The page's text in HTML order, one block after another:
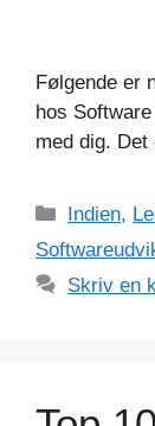
Følgende er
hos
med dig.
Indien,
Skriv en